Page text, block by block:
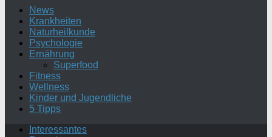
News
Krankheiten
Naturheilkunde
Psychologie
Ernährung
Superfood
Fitness
Wellness
Kinder und Jugendliche
5 Tipps
Interessantes